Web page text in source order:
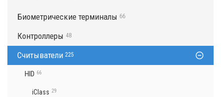
Биометрические терминалы 66
Контроллеры 48
Считыватели 225
HID 66
iClass 29